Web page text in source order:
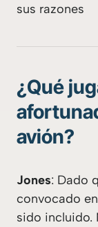
sus razones
¿Qué
avión?
Jones: Dado
convocado
sido incluido.